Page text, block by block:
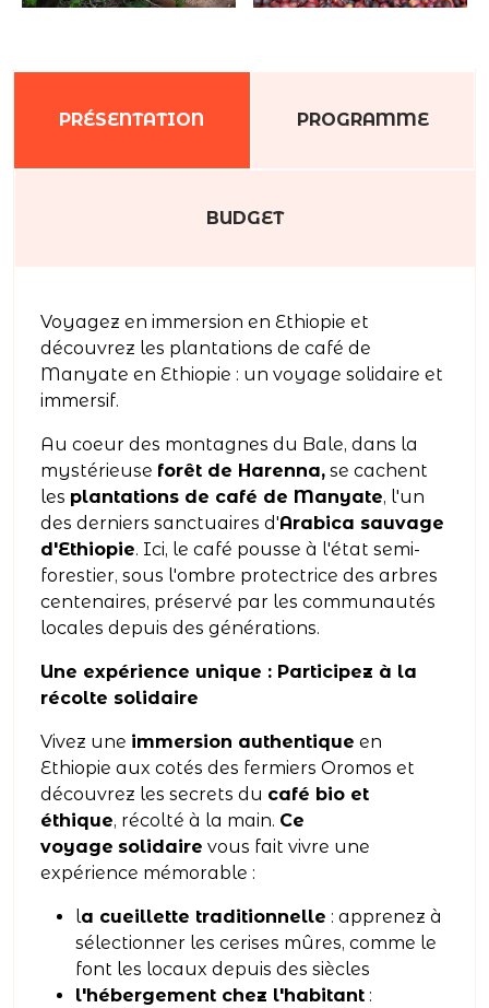
PRÉSENTATION PROGRAMME
BUDGET
Voyagez en immersion en Ethiopie et
découvrez les plantations de café de
Manyate en Ethiopie : un voyage solidaire et
immersif.
Au coeur des montagnes du Bale, dans la
mystérieuse forêt de Harenna, se cachent
les plantations de café de Manyate, l'un
des derniers sanctuaires d'Arabica sauvage
d'Ethiopie. Ici, le café pousse à l'état semi-
forestier, sous l'ombre protectrice des arbres
centenaires, préservé par les communautés
locales depuis des générations.
Une expérience unique : Participez à la
récolte solidaire
Vivez une immersion authentique en
Ethiopie aux cotés des fermiers Oromos et
découvrez les secrets du café bio et
éthique, récolté à la main. Ce
voyage solidaire vous fait vivre une
expérience mémorable :
la cueillette traditionnelle : apprenez à
sélectionner les cerises mûres, comme le
font les locaux depuis des siècles
l'hébergement chez l'habitant :